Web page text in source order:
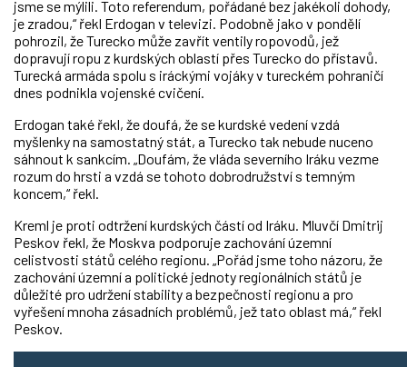
jsme se mýlili. Toto referendum, pořádané bez jakékoli dohody,
je zradou,“ řekl Erdogan v televizi. Podobně jako v pondělí
pohrozil, že Turecko může zavřít ventily ropovodů, jež
dopravují ropu z kurdských oblastí přes Turecko do přístavů.
Turecká armáda spolu s iráckými vojáky v tureckém pohraničí
dnes podnikla vojenské cvičení.
Erdogan také řekl, že doufá, že se kurdské vedení vzdá
myšlenky na samostatný stát, a Turecko tak nebude nuceno
sáhnout k sankcím. „Doufám, že vláda severního Iráku vezme
rozum do hrsti a vzdá se tohoto dobrodružství s temným
koncem,“ řekl.
Kreml je proti odtržení kurdských částí od Iráku. Mluvčí Dmitrij
Peskov řekl, že Moskva podporuje zachování územní
celistvosti států celého regionu. „Pořád jsme toho názoru, že
zachování územní a politické jednoty regionálních států je
důležité pro udržení stability a bezpečnosti regionu a pro
vyřešení mnoha zásadních problémů, jež tato oblast má,“ řekl
Peskov.